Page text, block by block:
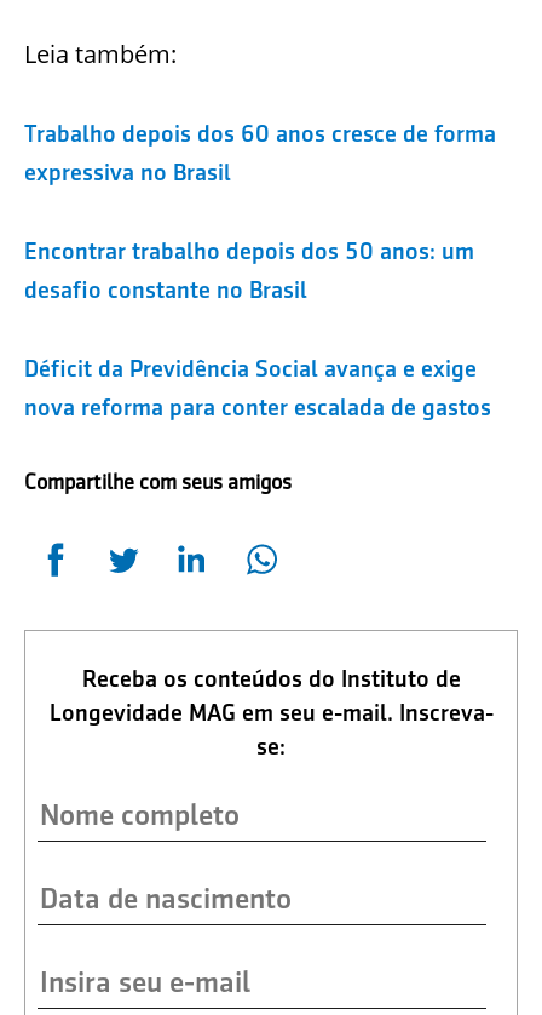
Leia também:
Trabalho depois dos 60 anos cresce de forma
expressiva no Brasil
Encontrar trabalho depois dos 50 anos: um
desafio constante no Brasil
Déficit da Previdência Social avança e exige
nova reforma para conter escalada de gastos
Compartilhe com seus amigos
Receba os conteúdos do Instituto de
Longevidade MAG em seu e-mail. Inscreva-
se: